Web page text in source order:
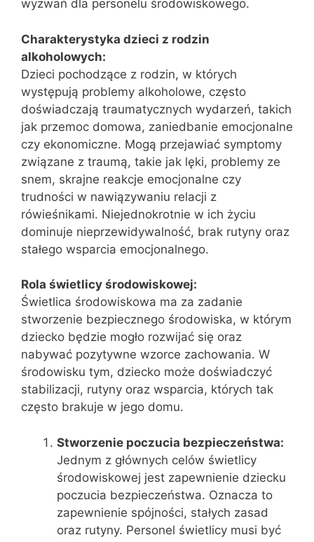
wyzwań dla personelu środowiskowego.
Charakterystyka dzieci z rodzin
alkoholowych:
Dzieci pochodzące z rodzin, w których
występują problemy alkoholowe, często
doświadczają traumatycznych wydarzeń, takich
jak przemoc domowa, zaniedbanie emocjonalne
czy ekonomiczne. Mogą przejawiać symptomy
związane z traumą, takie jak lęki, problemy ze
snem, skrajne reakcje emocjonalne czy
trudności w nawiązywaniu relacji z
rówieśnikami. Niejednokrotnie w ich życiu
dominuje nieprzewidywalność, brak rutyny oraz
stałego wsparcia emocjonalnego.
Rola świetlicy środowiskowej:
Świetlica środowiskowa ma za zadanie
stworzenie bezpiecznego środowiska, w którym
dziecko będzie mogło rozwijać się oraz
nabywać pozytywne wzorce zachowania. W
środowisku tym, dziecko może doświadczyć
stabilizacji, rutyny oraz wsparcia, których tak
często brakuje w jego domu.
Stworzenie poczucia bezpieczeństwa:
Jednym z głównych celów świetlicy
środowiskowej jest zapewnienie dziecku
poczucia bezpieczeństwa. Oznacza to
zapewnienie spójności, stałych zasad
oraz rutyny. Personel świetlicy musi być